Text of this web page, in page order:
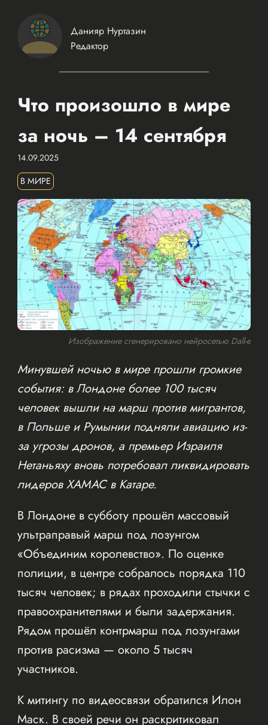
Данияр Нуртазин
Редактор
Что произошло в мире
за ночь – 14 сентября
14.09.2025
В МИРЕ
Изображение сгенерировано нейросетью Dall-e
Минувшей ночью в мире прошли громкие
события: в Лондоне более 100 тысяч
человек вышли на марш против мигрантов,
в Польше и Румынии подняли авиацию из-
за угрозы дронов, а премьер Израиля
Нетаньяху вновь потребовал ликвидировать
лидеров ХАМАС в Катаре.
В Лондоне в субботу прошёл массовый
ультраправый марш под лозунгом
«Объединим королевство». По оценке
полиции, в центре собралось порядка 110
тысяч человек; в рядах проходили стычки с
правоохранителями и были задержания.
Рядом прошёл контрмарш под лозунгами
против расизма — около 5 тысяч
участников.
К митингу по видеосвязи обратился Илон
Маск. В своей речи он раскритиковал